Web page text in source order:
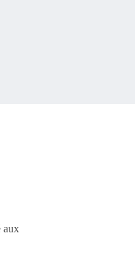
aux